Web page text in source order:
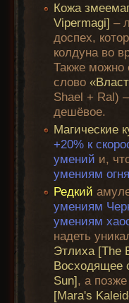
Кожа
Vipermagi] –
доспех,
колдуна во
Также можно
слово
Shael + Ral)
дешёвое.
Магические
+20% к
умений и,
умениям огня
Редкий
умениям
умениям
надеть
Этлиха [The
Восходящее
Sun], а
[Mara's